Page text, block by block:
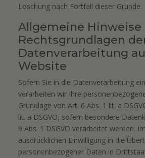
Löschung nach Fortfall dieser Gründe.
Allgemeine Hinweise
Rechtsgrundlagen
Datenverarbeitung
Website
Sofern Sie in die Datenverarbeitung
verarbeiten wir Ihre
Grundlage von Art. 6 Abs. 1 lit. a
lit. a DSGVO, sofern besondere
9 Abs. 1 DSGVO verarbeitet werden.
ausdrücklichen Einwilligung in die
personenbezogener Daten in